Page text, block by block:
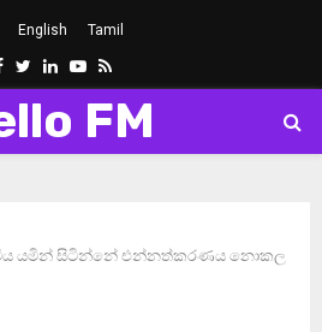
English Tamil
Facebook
Twitter
LinkedinYoutube
Rss
FM
යමින් සිටින්නේ එන්නත්කරණය නොකල